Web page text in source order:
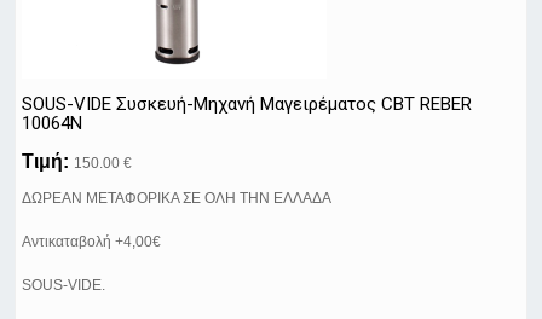
SOUS-VIDE Συσκευή-Μηχανή Μαγειρέματος CBT REBER
10064N
Τιμή: 150.00 €
ΔΩΡΕΑΝ ΜΕΤΑΦΟΡΙΚΑ ΣΕ ΟΛΗ ΤΗΝ ΕΛΛΑΔΑ
Αντικαταβολή +4,00€
SOUS-VIDE.